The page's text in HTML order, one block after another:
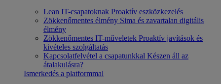
Lean IT-csapatoknak Proaktív eszközkezelés
Zökkenőmentes élmény Sima és zavartalan digitális
élmény
Zökkenőmentes IT-műveletek Proaktív javítások és
kivételes szolgáltatás
Kapcsolatfelvétel a csapatunkkal Készen áll az
átalakulásra?
Ismerkedés a platformmal